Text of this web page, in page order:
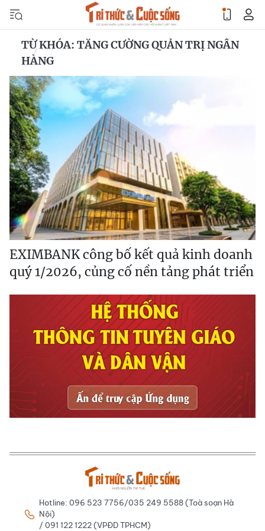
TỪ KHÓA: TĂNG CƯỜNG QUẢN TRỊ NGÂN
HÀNG
EXIMBANK công bố kết quả kinh doanh
quý 1/2026, củng cố nền tảng phát triển
Hotline: 096 523 7756/035 249 5588 (Toà soạn Hà
Nội)
/ 091 122 1222 (VPĐD TPHCM)